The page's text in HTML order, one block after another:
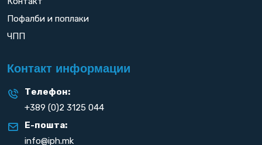
Пофалби и поплаки
ЧПП
Контакт информации
Телефон:
+389 (0)2 3125 044
Е-пошта:
info@iph.mk